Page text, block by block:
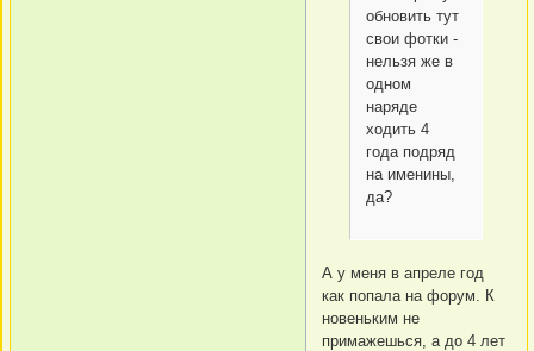
обновить тут
свои фотки -
нельзя же в
одном
наряде
ходить 4
года подряд
на именины,
да?
А у меня в апреле год
как попала на форум. К
новеньким не
примажешься, а до 4 лет